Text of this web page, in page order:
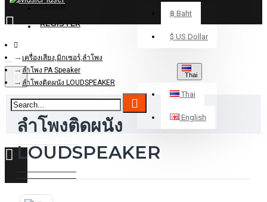
LOGIN
REGISTER
฿ Baht
$ US Dollar
Thai
Thai
English
เครื่องเสียง,มิกเซอร์,ลำโพง
ลำโพง PA Speaker
ลำโพงติดผนัง LOUDSPEAKER
ลำโพงติดผนัง
LOUDSPEAKER